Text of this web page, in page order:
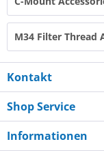
M34 Filter Thread
Kontakt
Shop Service
Informationen